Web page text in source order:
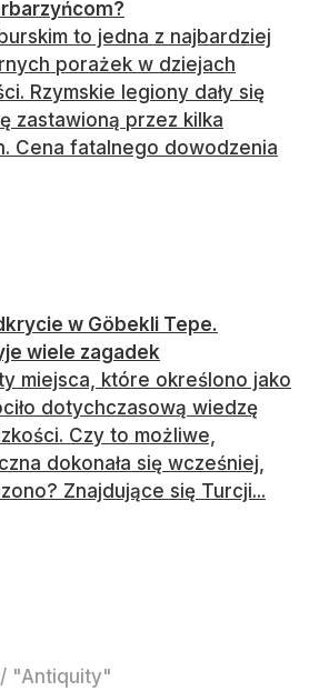
to jedna z najbardziej
porażek w dziejach
Rzymskie legiony dały się
zastawioną przez kilka
Cena fatalnego dowodzenia
w Göbekli Tepe.
wiele zagadek
miejsca, które określono jako
dotychczasową wiedzę
Czy to możliwe,
dokonała się wcześniej,
Znajdujące się Turcji...
/ "Antiquity"